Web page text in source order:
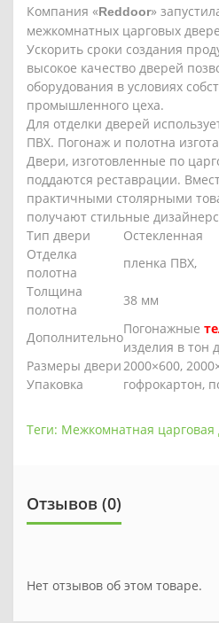
Компания «Reddoor»
межкомнатных царговых
Ускорить сроки создания
высокое качество дверей
оборудования в условиях
промышленного цеха.
Для отделки дверей
ПВХ. Погонаж и полотна
Двери, изготовленные по
поддаются реставрации.
практичными столярными
получают стильные
Тип двери
Остекленная
Отделка
полотна
пленка ПВХ,
Толщина
полотна
38 мм
Дополнительно
Погонажные
изделия в тон
Размеры двери 2000×600,
Упаковка
гофрокартон,
Теги: Межкомнатная царговая
Отзывов (0)
Нет отзывов об этом товаре.